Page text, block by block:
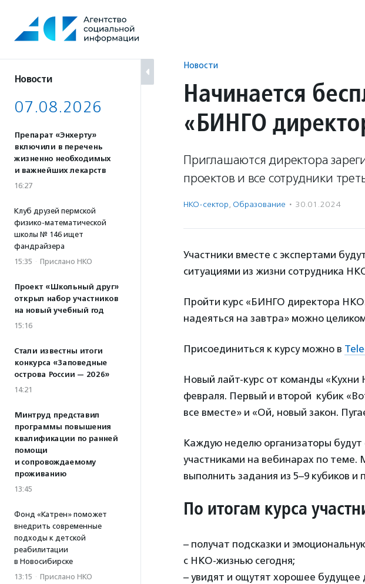
содержанию
Новости
07.08.2026
Препарат «Энхерту»
включили в перечень
жизненно необходимых
и важнейших лекарств
16:27
Клуб друзей пермской
физико-математической
школы № 146 ищет
фандрайзера
15:35 · Прислано НКО
Проект «Школьный друг»
открыл набор участников
на новый учебный год
15:16
Стали известны итоги
конкурса «Заповедные
острова России — 2026»
14:21
Минтруд представил
программы повышения
квалификации по ранней
помощи
и сопровождаемому
проживанию
13:45
Фонд «Катрен» поможет
внедрить современные
подходы к детской
реабилитации
в Новосибирске
13:15 · Прислано НКО
Новости
Начинается
«БИНГО
Приглашаются директора
проектов и все сотрудники
НКО-сектор, Образование · 30.01.2024
Участники вместе с экспертами
ситуациями из жизни сотрудника
Пройти курс «БИНГО директора НКО:
надеяться на завтра» можно
Присоединиться к курсу можно в
Новый лайт-курс от команды «Кухни
февраля. Первый и второй кубик
все вместе» и «Ой, новый закон.
Каждую неделю организаторы будут
участниками на вебинарах по
выполнить задания из 5–9 кубиков и
По итогам курса
– получат подсказки и
с НКО-жизнью сегодня;
– увидят и ощутят хорошее